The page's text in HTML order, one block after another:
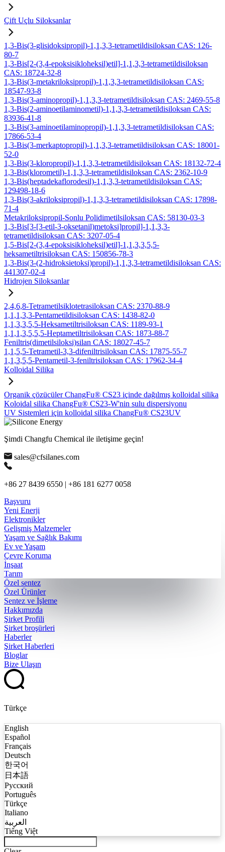
Çift Uçlu Siloksanlar
1,3-Bis(3-glisidoksipropil)-1,1,3,3-tetrametildisiloksan CAS: 126-
80-7
1,3-Bis[2-(3,4-epoksisikloheksil)etil]-1,1,3,3-tetrametildisiloksan
CAS: 18724-32-8
1,3-Bis(3-metakriloksipropil)-1,1,3,3-tetrametildisiloksan CAS:
18547-93-8
1,3-Bis(3-aminopropil)-1,1,3,3-tetrametildisiloksan CAS: 2469-55-8
1,3-Bis(2-aminoetilaminometil)-1,1,3,3-tetrametildisiloksan CAS:
83936-41-8
1,3-Bis(3-aminoetilaminopropil)-1,1,3,3-tetrametildisiloksan CAS:
17866-53-4
1,3-Bis(3-merkaptopropil)-1,1,3,3-tetrametildisiloksan CAS: 18001-
52-0
1,3-Bis(3-kloropropil)-1,1,3,3-tetrametildisiloksan CAS: 18132-72-4
1,3-Bis(klorometil)-1,1,3,3-tetrametildisiloksan CAS: 2362-10-9
1,3-Bis(heptadekaflorodesil)-1,1,3,3-tetrametildisiloksan CAS:
129498-18-6
1,3-Bis(3-akriloksipropil)-1,1,3,3-tetrametildisiloksan CAS: 17898-
71-4
Metakriloksipropil-Sonlu Polidimetilsiloksan CAS: 58130-03-3
1,3-Bis[3-[3-etil-3-oksetanil)metoksi]propil]-1,1,3,3-
tetrametildisiloksan CAS: 3207-05-4
1,5-Bis[2-(3,4-epoksisikloheksil)etil]-1,1,3,3,5,5-
heksametiltrisiloksan CAS: 150856-78-3
1,3-Bis(3-(2-hidroksietoksi)propil)-1,1,3,3-tetrametildisiloksan CAS:
441307-02-4
Hidrojen Siloksanlar
2,4,6,8-Tetrametilsiklotetrasiloksan CAS: 2370-88-9
1,1,1,3,3-Pentametildisiloksan CAS: 1438-82-0
1,1,3,3,5,5-Heksametiltrisiloksan CAS: 1189-93-1
1,1,1,3,5,5,5-Heptametiltrisiloksan CAS: 1873-88-7
Feniltris(dimetilsiloksi)silan CAS: 18027-45-7
1,1,5,5-Tetrametil-3,3-difeniltrisiloksan CAS: 17875-55-7
1,1,3,5,5-Pentametil-3-feniltrisiloksan CAS: 17962-34-4
Kolloidal Silika
Organik çözücüler ChangFu® CS23 içinde dağılmış kolloidal silika
Koloidal silika ChangFu® CS23-W'nin sulu dispersiyonu
UV Sistemleri için kolloidal silika ChangFu® CS23UV
Şimdi Changfu Chemical ile iletişime geçin!
sales@cfsilanes.com
+86 27 8439 6550 | +86 181 6277 0058
Başvuru
Yeni Enerji
Elektronikler
Gelişmiş Malzemeler
Yaşam ve Sağlık Bakımı
Ev ve Yaşam
Çevre Koruma
İnşaat
Tarım
Özel sentez
Özel Ürünler
Sentez ve İşleme
Hakkımızda
Şirket Profili
Şirket broşürleri
Haberler
Şirket Haberleri
Bloglar
Bize Ulaşın
Türkçe
English
Español
Français
Deutsch
한국어
日本語
Русский
Português
Türkçe
Italiano
العربية
Tiếng Việt